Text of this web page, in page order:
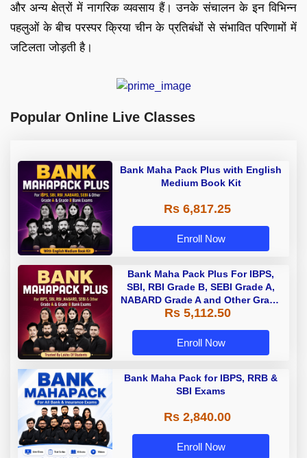
और अन्य क्षेत्रों में नागरिक व्यवसाय हैं। उनके संचालन के इन विभिन्न
पहलुओं के बीच परस्पर क्रिया चीन के प्रतिबंधों से संभावित परिणामों में
जटिलता जोड़ती है।
Popular Online Live Classes
Bank Maha Pack Plus with English
Medium Book Kit
Rs 6,817.25
Enroll Now
Bank Maha Pack Plus For IBPS,
SBI, RBI Grade B, SEBI Grade A,
NABARD Grade A and Other Grade
A & Grade B Bank Exams
Rs 5,112.50
Enroll Now
Bank Maha Pack for IBPS, RRB &
SBI Exams
Rs 2,840.00
Enroll Now